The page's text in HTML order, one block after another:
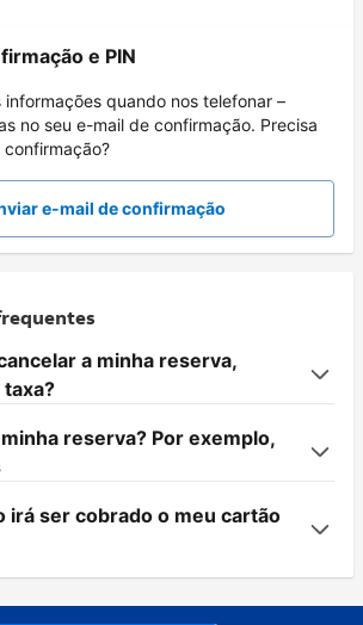
e PIN
quando nos telefonar –
no seu e-mail de confirmação. Precisa
e-mail de confirmação
a minha reserva,
reserva? Por exemplo,
irá ser cobrado o meu cartão